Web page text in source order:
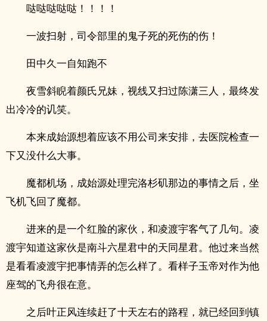
哒哒哒哒哒！！！！
一波扫射，司令部里的鬼子死的死伤的伤！
田中久一自知跑不
夜雪斜睨着颜氏‌‍­兄‌​妹­​­，视线又扫过陈潇三人，最终发
出冷冷的讥笑。
本来成始源想着应该不用公司来安排，去医院检查一
下又没什么大事。
魔都机场，成始源处理完洛杉矶那边的事情之后，坐
飞机飞回了魔都。
进来的是一个红脸的家伙，和凌渡宇客气了几句。凌
渡宇知道这家伙是南斗六星君中的天同星君。他过来当然
是看看凌渡宇把事情弄的怎么样了。看样子玉帝对作为他
座驾的飞舟很在意。
之后叶正风连续赶了十天左右的路程，就已经回到镇